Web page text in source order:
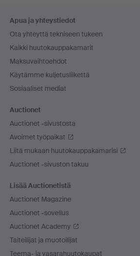
Apua ja yhteystiedot
Ota yhteyttä tekniseen tukeen
Kaikki huutokauppakamarit
Maksuvaihtoehdot
Käytämme kuljetusliikettä
Sosiaaliset mediat
Auctionet
Auctionet -sivustosta
Avoimet työpaikat
Liitä mukaan huutokauppakamarisi
Auctionet -sivuston takuu
Lisää Auctionetistä
Auctionet Magazine
Auctionet -sovellus
Auctionet Academy
Taiteilijat ja muotoilijat
Teema- ja vasarahuutokaupat